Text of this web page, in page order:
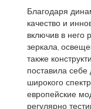
Благодаря
качество и
включив в него
зеркала,
также
поставила себе
широкого
европейские
регулярно